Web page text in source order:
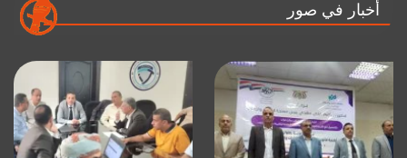
أخبار في صور